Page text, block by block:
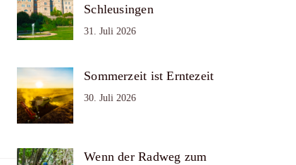
Schleusingen
31. Juli 2026
Sommerzeit ist Erntezeit
30. Juli 2026
Wenn der Radweg zum